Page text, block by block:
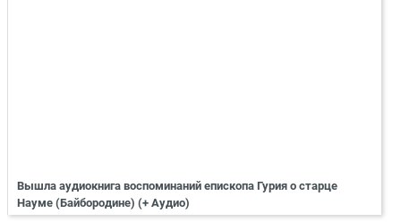
Вышла аудиокнига воспоминаний епископа Гурия о старце
Науме (Байбородине) (+ Аудио)